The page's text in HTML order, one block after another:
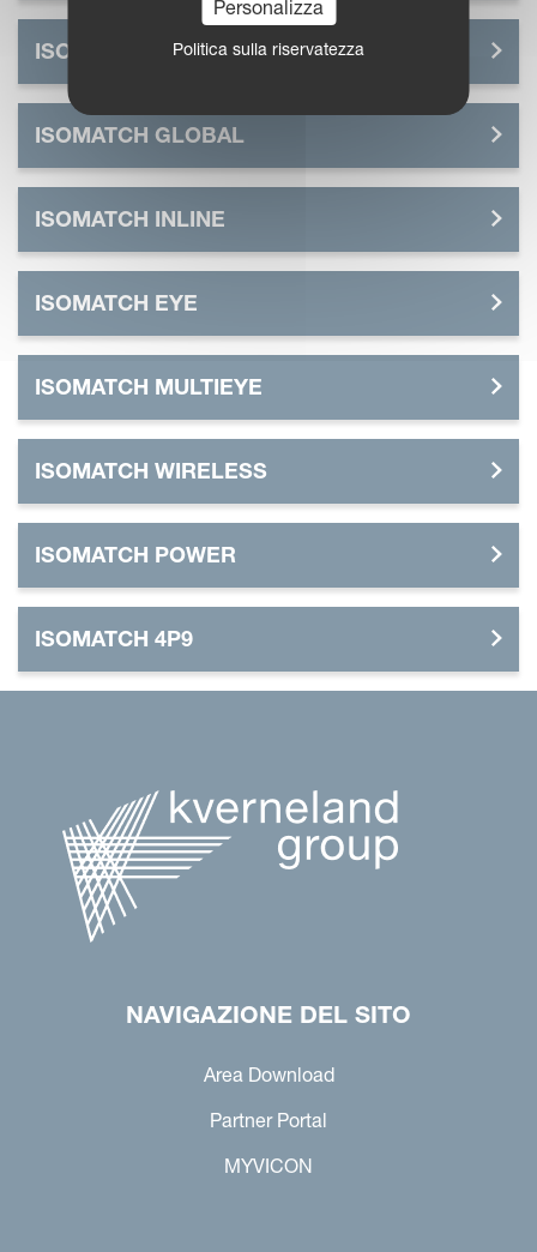
ISOMATCH GRIP
ISOMATCH GLOBAL
ISOMATCH INLINE
ISOMATCH EYE
ISOMATCH MULTIEYE
ISOMATCH WIRELESS
ISOMATCH POWER
ISOMATCH 4P9
NAVIGAZIONE DEL SITO
Area Download
Partner Portal
MYVICON
Personalizza
Politica sulla riservatezza